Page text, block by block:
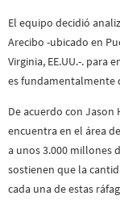
El equipo decidió
Arecibo -ubicado en
Virginia, EE.UU.-. para
es fundamentalmente
De acuerdo con Jason
encuentra en el área
a unos 3.000 millones
sostienen que la
cada una de estas